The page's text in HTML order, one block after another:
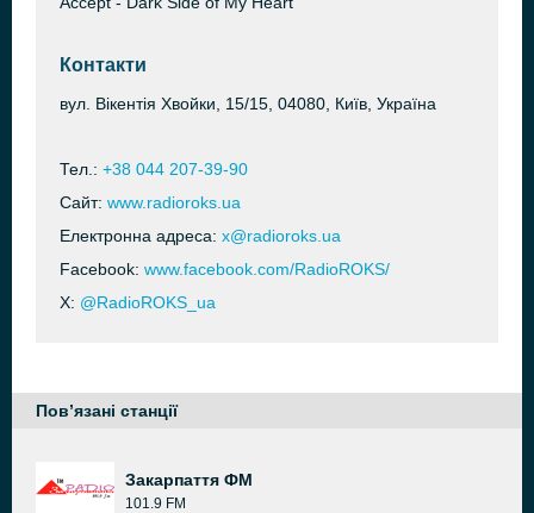
Контакти
вул. Вікентія Хвойки, 15/15, 04080, Київ, Україна
Тел.: +38 044 207-39-90
Сайт: www.radioroks.ua
Електронна адреса: x@radioroks.ua
Facebook: www.facebook.com/RadioROKS/
X: @RadioROKS_ua
Пов’язані станції
Закарпаття ФМ
101.9 FM